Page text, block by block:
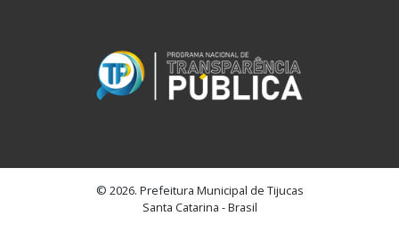
© 2026. Prefeitura Municipal de Tijucas
Santa Catarina - Brasil